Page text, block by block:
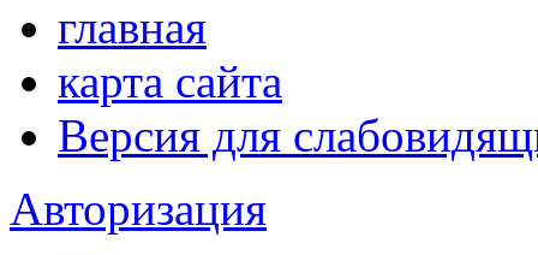
главная
карта сайта
Версия для
Авторизация